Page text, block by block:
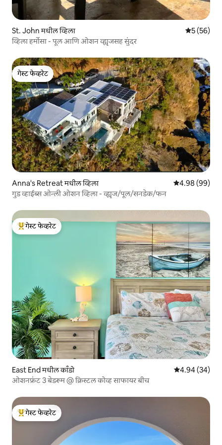
St. John मधील व्हिला 5 पैकी 5
5 (56)
व्हिला हर्मोसा - पूल आणि ओशन व्ह्यूजसह सुंदर
गेस्ट फेव्हरेट
गेस्ट फेव्हरेट
Anna's Retreat मधील व्हिला 5 पैकी 4.98
4.98 (99)
गुड व्हाईब्स ओन्ली ओशन व्हिला - व्ह्यूज/पूल/सनडेक/फन
टॉप गेस्ट फेव्हरेट
गेस्ट फेव्हरेट
East End मधील काँडो 5 पैकी 4.94
4.94 (34)
ओशनफ्रंट 3 बेडरूम @ क्रिस्टल कोव्ह साफायर बीच
टॉप गेस्ट फेव्हरेट
गेस्ट फेव्हरेट